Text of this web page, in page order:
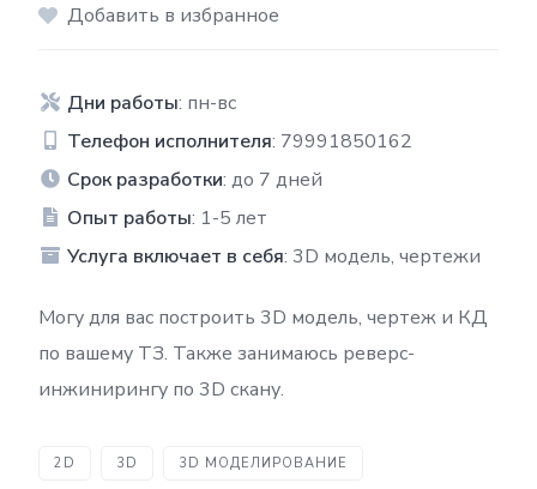
Добавить в избранное
Дни работы: пн-вс
Телефон исполнителя: 79991850162
Срок разработки: до 7 дней
Опыт работы: 1-5 лет
Услуга включает в себя: 3D модель, чертежи
Могу для вас построить 3D модель, чертеж и КД
по вашему ТЗ. Также занимаюсь реверс-
инжинирингу по 3D скану.
2D 3D 3D МОДЕЛИРОВАНИЕ